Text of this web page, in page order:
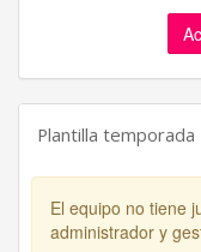
Plantilla
El equipo no tiene
administrador y